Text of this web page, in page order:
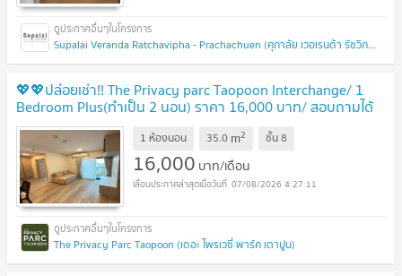
Supalai Veranda Ratchavipha - Prachachuen (ศุภาลัย เวอเรนด้า รัชวิภา - ประชาชื่น)
💖💖ปล่อยเช่า!! The Privacy parc Taopoon Interchange/ 1
Bedroom Plus(ทำเป็น 2 นอน) ราคา 16,000 บาท/ สอบถามได้
นะคะ Line ID = atfirm2010 💖💖
1 ห้องนอน 35.0 m2 ชั้น8
16,000 บาท/เดือน
07/08/2026 4:27:11
The Privacy Parc Taopoon (เดอะ ไพรเวซี่ พาร์ค เตาปูน)